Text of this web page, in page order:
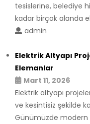
tesislerine, belediye
kadar birçok alanda
admin
Elektrik Altyapı
Elemanlar
Mart 11, 2026
Elektrik altyapı
ve kesintisiz şekilde
Günümüzde modern